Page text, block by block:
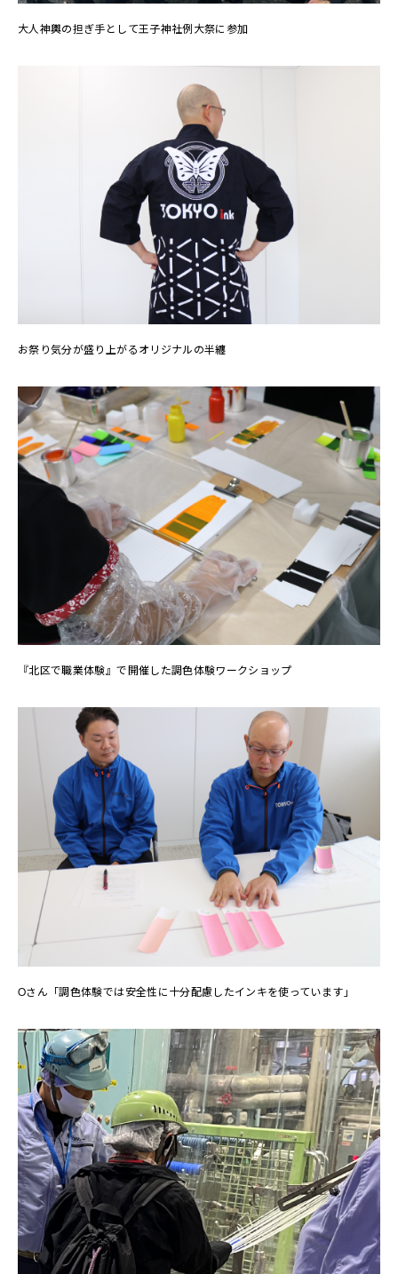
大人神輿の担ぎ手として王子神社例大祭に参加
お祭り気分が盛り上がるオリジナルの半纏
『北区で職業体験』で開催した調色体験ワークショップ
Oさん「調色体験では安全性に十分配慮したインキを使っています」